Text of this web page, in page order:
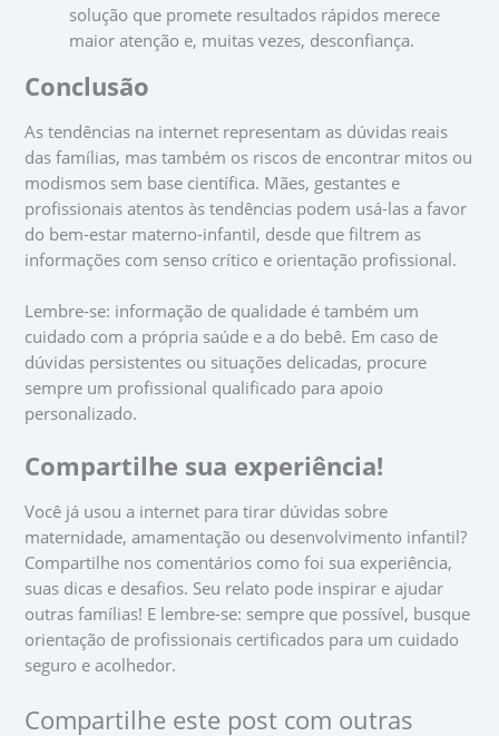
solução que promete resultados rápidos merece
maior atenção e, muitas vezes, desconfiança.
Conclusão
As tendências na internet representam as dúvidas reais
das famílias, mas também os riscos de encontrar mitos ou
modismos sem base científica. Mães, gestantes e
profissionais atentos às tendências podem usá-las a favor
do bem-estar materno-infantil, desde que filtrem as
informações com senso crítico e orientação profissional.
Lembre-se: informação de qualidade é também um
cuidado com a própria saúde e a do bebê. Em caso de
dúvidas persistentes ou situações delicadas, procure
sempre um profissional qualificado para apoio
personalizado.
Compartilhe sua experiência!
Você já usou a internet para tirar dúvidas sobre
maternidade, amamentação ou desenvolvimento infantil?
Compartilhe nos comentários como foi sua experiência,
suas dicas e desafios. Seu relato pode inspirar e ajudar
outras famílias! E lembre-se: sempre que possível, busque
orientação de profissionais certificados para um cuidado
seguro e acolhedor.
Compartilhe este post com outras